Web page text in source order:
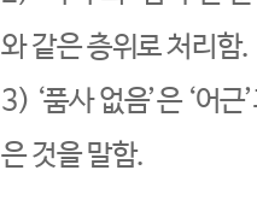
와 같은 층위로 처리함.
3) ‘품사 없음’은 ‘어
은 것을 말함.